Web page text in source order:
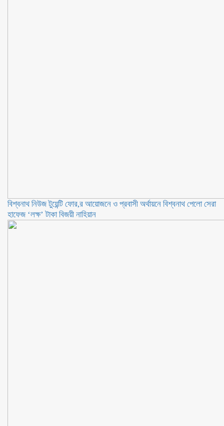
বিশ্বনাথ নিউজ টুয়েন্টি ফোর,র আয়োজনে ও প্রবাসী অর্থায়নে বিশ্বনাথ পেলো সেরা
হাফেজ ‘লক্ষ’ টাকা বিজয়ী নাহিয়ান